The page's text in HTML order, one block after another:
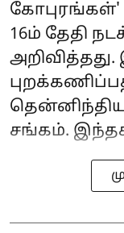
16ம் தேதி
சங்கம்.